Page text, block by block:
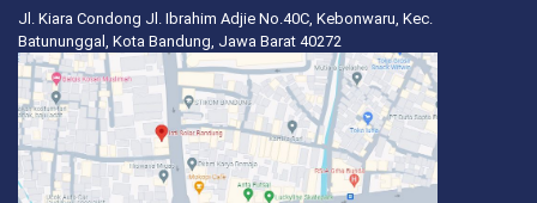
Jl. Kiara Condong Jl. Ibrahim Adjie No.40C, Kebonwaru, Kec.
Batununggal, Kota Bandung, Jawa Barat 40272